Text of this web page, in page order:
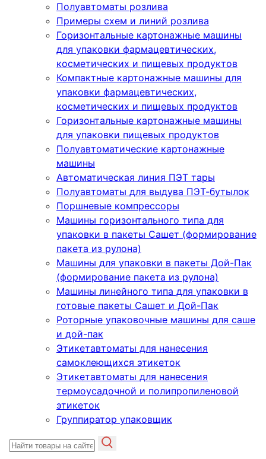
Полуавтоматы розлива
Примеры схем и линий розлива
Горизонтальные картонажные машины
для упаковки фармацевтических,
косметических и пищевых продуктов
Компактные картонажные машины для
упаковки фармацевтических,
косметических и пищевых продуктов
Горизонтальные картонажные машины
для упаковки пищевых продуктов
Полуавтоматические картонажные
машины
Автоматическая линия ПЭТ тары
Полуавтоматы для выдува ПЭТ-бутылок
Поршневые компрессоры
Машины горизонтального типа для
упаковки в пакеты Сашет (формирование
пакета из рулона)
Машины для упаковки в пакеты Дой-Пак
(формирование пакета из рулона)
Машины линейного типа для упаковки в
готовые пакеты Сашет и Дой-Пак
Роторные упаковочные машины для саше
и дой-пак
Этикетавтоматы для нанесения
самоклеющихся этикеток
Этикетавтоматы для нанесения
термоусадочной и полипропиленовой
этикеток
Группиратор упаковщик